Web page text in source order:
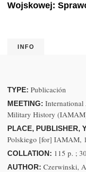
Wojskowej:
INFO
TYPE: Publicación
MEETING: International
Military History
PLACE, PUBLISHER,
Polskiego [for] IAMAM,
COLLATION: 115 p. ;
AUTHOR: Czerwinski,